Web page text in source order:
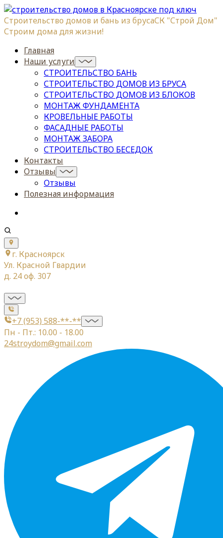
Строительство домов и бань из брусаСК "Строй Дом"
Строим дома для жизни!
Главная
Наши услуги
СТРОИТЕЛЬСТВО БАНЬ
СТРОИТЕЛЬСТВО ДОМОВ ИЗ БРУСА
СТРОИТЕЛЬСТВО ДОМОВ ИЗ БЛОКОВ
МОНТАЖ ФУНДАМЕНТА
КРОВЕЛЬНЫЕ РАБОТЫ
ФАСАДНЫЕ РАБОТЫ
МОНТАЖ ЗАБОРА
СТРОИТЕЛЬСТВО БЕСЕДОК
Контакты
Отзывы
Отзывы
Полезная информация
г. Красноярск
Ул. Красной Гвардии
д. 24 оф. 307
+7 (953) 588-**-**
Пн - Пт.: 10.00 - 18.00
24stroydom@gmail.com